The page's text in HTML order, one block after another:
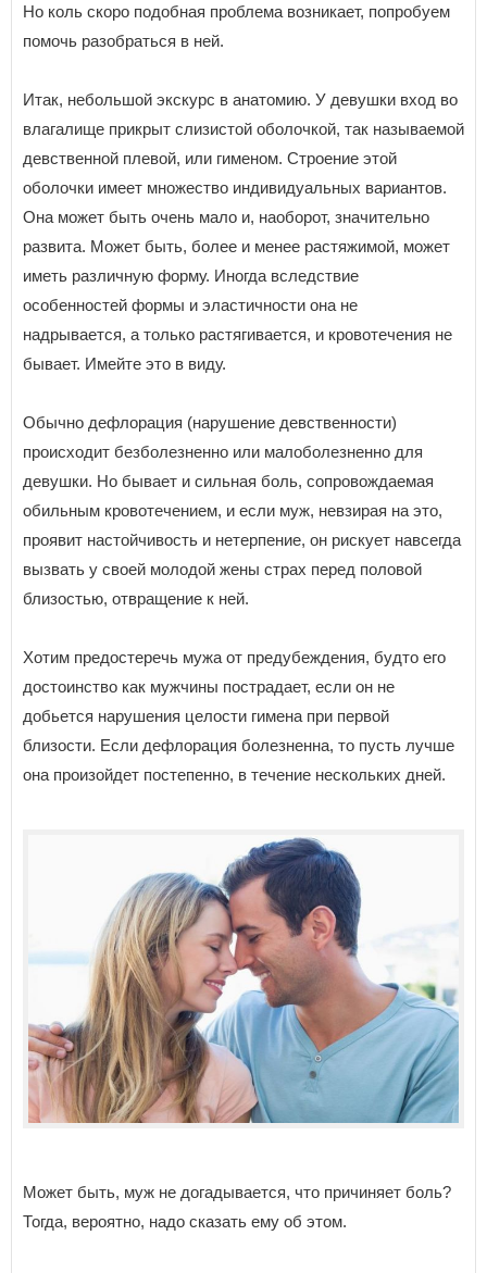
Но коль скоро подобная проблема возникает, попробуем
помочь разобраться в ней.
Итак, небольшой экскурс в анатомию. У девушки вход во
влагалище прикрыт слизистой оболочкой, так называемой
девственной плевой, или гименом. Строение этой
оболочки имеет множество индивидуальных вариантов.
Она может быть очень мало и, наоборот, значительно
развита. Может быть, более и менее растяжимой, может
иметь различную форму. Иногда вследствие
особенностей формы и эластичности она не
надрывается, а только растягивается, и кровотечения не
бывает. Имейте это в виду.
Обычно дефлорация (нарушение девственности)
происходит безболезненно или малоболезненно для
девушки. Но бывает и сильная боль, сопровождаемая
обильным кровотечением, и если муж, невзирая на это,
проявит настойчивость и нетерпение, он рискует навсегда
вызвать у своей молодой жены страх перед половой
близостью, отвращение к ней.
Хотим предостеречь мужа от предубеждения, будто его
достоинство как мужчины пострадает, если он не
добьется нарушения целости гимена при первой
близости. Если дефлорация болезненна, то пусть лучше
она произойдет постепенно, в течение нескольких дней.
Может быть, муж не догадывается, что причиняет боль?
Тогда, вероятно, надо сказать ему об этом.